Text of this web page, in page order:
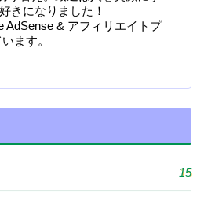
きになりました！
AdSense & アフィリエイトプ
ます。
15